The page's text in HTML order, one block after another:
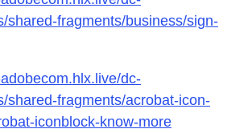
shared-fragments/business/sign-
dc-
shared-fragments/acrobat-icon-
iconblock-know-more